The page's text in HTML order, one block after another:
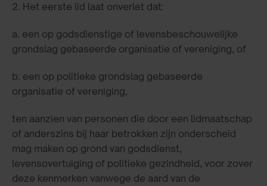
2. Het eerste lid laat onverlet dat:
a. een op godsdienstige of levensbeschouwelijke
grondslag gebaseerde organisatie of vereniging, of
b. een op politieke grondslag gebaseerde
organisatie of vereniging,
ten aanzien van personen die door een lidmaatschap
of anderszins bij haar betrokken zijn onderscheid
mag maken op grond van godsdienst,
levensovertuiging of politieke gezindheid, voor zover
deze kenmerken vanwege de aard van de